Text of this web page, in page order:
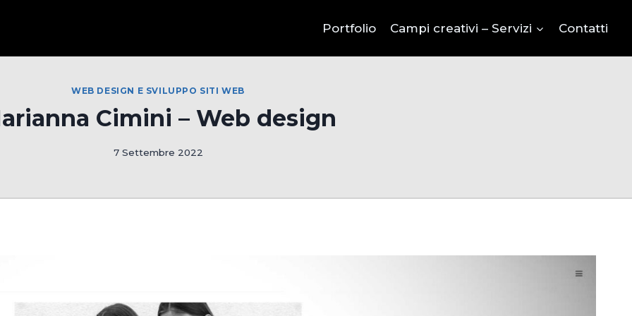
Portfolio Campi creativi – Servizi Contatti
WEB DESIGN E SVILUPPO SITI WEB
Cimini – Web design
7 Settembre 2022